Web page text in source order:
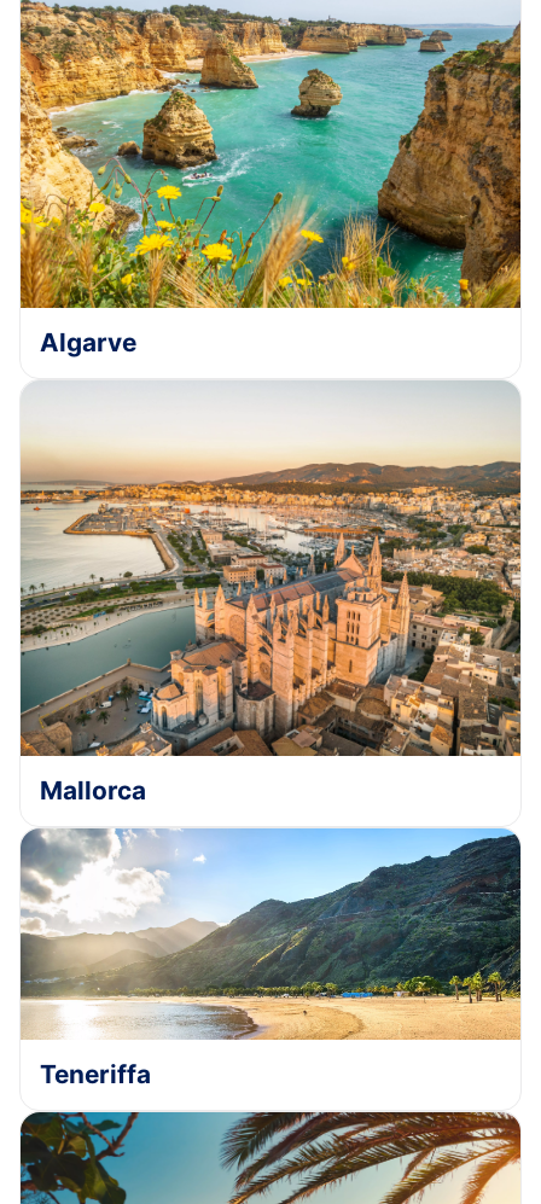
Algarve
Mallorca
Teneriffa